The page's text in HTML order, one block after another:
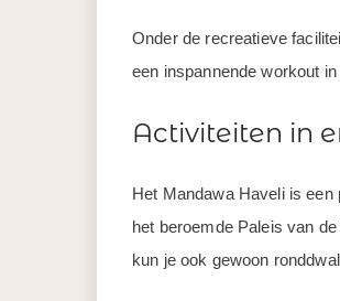
Onder de recreatieve
een inspannende workout
Activiteiten in
Het Mandawa Haveli is
het beroemde Paleis van
kun je ook gewoon